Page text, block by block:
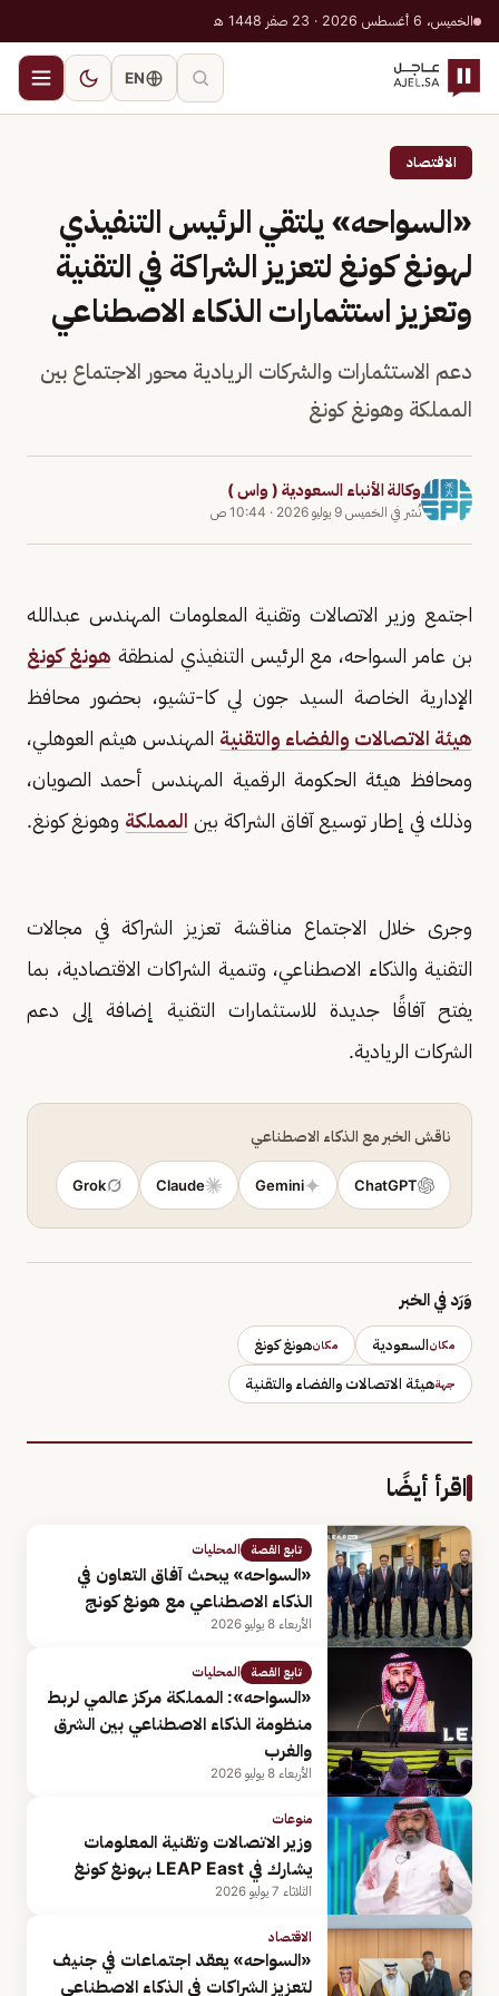
الخميس، 6 أغسطس 2026 · 23 صفر 1448 هـ
EN
الاقتصاد
«السواحه» يلتقي الرئيس التنفيذي
لهونغ كونغ لتعزيز الشراكة في التقنية
وتعزيز استثمارات الذكاء الاصطناعي
دعم الاستثمارات والشركات الريادية محور الاجتماع بين
المملكة وهونغ كونغ
وكالة الأنباء السعودية ( واس )
نُشر في الخميس 9 يوليو 2026 · 10:44 ص
اجتمع وزير الاتصالات وتقنية المعلومات المهندس عبدالله
بن عامر السواحه، مع الرئيس التنفيذي لمنطقة هونغ كونغ
الإدارية الخاصة السيد جون لي كا-تشيو، بحضور محافظ
هيئة الاتصالات والفضاء والتقنية المهندس هيثم العوهلي،
ومحافظ هيئة الحكومة الرقمية المهندس أحمد الصويان،
وذلك في إطار توسيع آفاق الشراكة بين المملكة وهونغ كونغ.
وجرى خلال الاجتماع مناقشة تعزيز الشراكة في مجالات
التقنية والذكاء الاصطناعي، وتنمية الشراكات الاقتصادية، بما
يفتح آفاقًا جديدة للاستثمارات التقنية إضافة إلى دعم
الشركات الريادية.
ناقش الخبر مع الذكاء الاصطناعي
ChatGPT
Gemini
Claude
Grok
وَرَد في الخبر
مكانالسعودية مكانهونغ كونغ
جهةهيئة الاتصالات والفضاء والتقنية
اقرأ أيضًا
تابع القصة المحليات
«السواحه» يبحث آفاق التعاون في
الذكاء الاصطناعي مع هونغ كونج
الأربعاء 8 يوليو 2026
تابع القصة المحليات
«السواحه»: المملكة مركز عالمي لربط
منظومة الذكاء الاصطناعي بين الشرق
والغرب
الأربعاء 8 يوليو 2026
منوعات
وزير الاتصالات وتقنية المعلومات
يشارك في LEAP East بهونغ كونغ
الثلاثاء 7 يوليو 2026
الاقتصاد
«السواحه» يعقد اجتماعات في جنيف
لتعزيز الشراكات في الذكاء الاصطناعي